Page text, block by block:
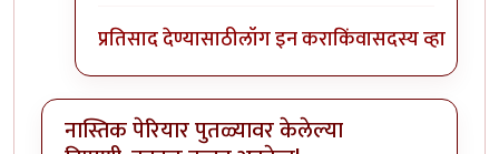
प्रतिसाद देण्यासाठीलॉग इन कराकिंवासदस्य व्हा
नास्तिक पेरियार पुतळ्यावर केलेल्या